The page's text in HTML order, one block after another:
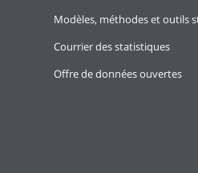
Modèles, méthodes et outils
Courrier des statistiques
Offre de données ouvertes